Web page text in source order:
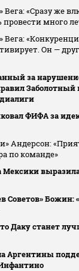
Вега: «Сразу же
много
Вега:
Он —
за
Заболотный
ФИФА за
Андерсон:
по команде»
Мексики
Советов»
Даку станет
Аргентины